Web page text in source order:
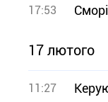
17:53
17 лютого
11:27